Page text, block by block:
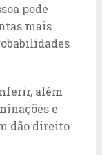
pode
mais
além
e
dão direito